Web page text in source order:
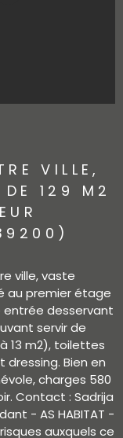
VILLE,
DE 129 M2
ville, vaste
au premier étage
entrée desservant
servir de
13 m2), toilettes
dressing. Bien en
charges 580
Contact : Sadrija
- AS HABITAT -
auxquels ce